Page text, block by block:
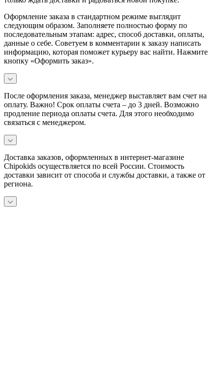
Оформление заказа в стандартном режиме выглядит
следующим образом. Заполняете полностью форму по
последовательным этапам: адрес, способ доставки, оплаты,
данные о себе. Советуем в комментарии к заказу написать
информацию, которая поможет курьеру вас найти. Нажмите
кнопку «Оформить заказ».
После оформления заказа, менеджер выставляет вам счет на
оплату. Важно! Срок оплаты счета – до 3 дней. Возможно
продление периода оплаты счета. Для этого необходимо
связаться с менеджером.
Доставка заказов, оформленных в интернет-магазине
Chipokids осуществляется по всей России. Стоимость
доставки зависит от способа и службы доставки, а также от
региона.